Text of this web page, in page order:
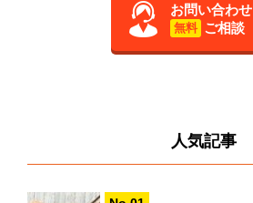
お問い合わせ
無料 ご相談
人気記事